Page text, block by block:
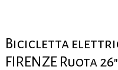
Bicicletta
FIRENZE Ruota 26"